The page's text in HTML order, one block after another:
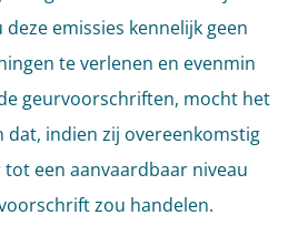
emissies kennelijk geen
te verlenen en evenmin
geurvoorschriften, mocht het
indien zij overeenkomstig
een aanvaardbaar niveau
zou handelen.